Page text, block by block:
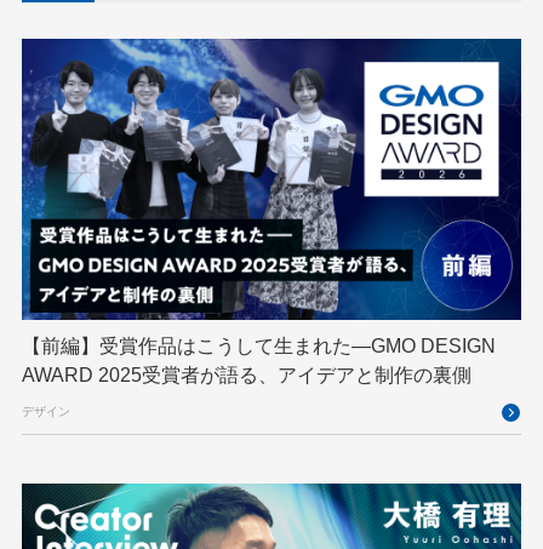
Designship developer DevRel
DevSecOpsThon Docker
Engineering Journey expert EXPERT CROSS
GMO AI＆ロボティクス商事 GMO AIR
GMO DESIGN AWARD GMO Developers Day
GMO Developers Night GMO Flatt Security
GMO GPUクラウド GMO Hacking Night
GMO kitaQ GMO SONIC GMOアドパートナーズ
GMOアドマーケティング GMOインターネット
GMOコネクト GMOサイバーセキュリティ byイエラエ
【前編】受賞作品はこうして生まれた—GMO DESIGN
AWARD 2025受賞者が語る、アイデアと制作の裏側
デザイン